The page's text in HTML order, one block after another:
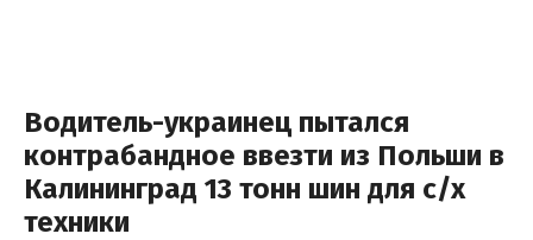
Водитель-украинец пытался
контрабандное ввезти из Польши в
Калининград 13 тонн шин для с/х
техники